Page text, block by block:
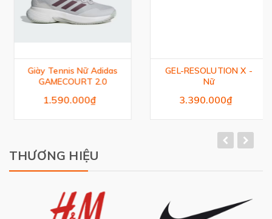
Giày Tennis Nữ Adidas
GAMECOURT 2.0
1.590.000₫
GEL-RESOLUTION X -
Nữ
3.390.000₫
THƯƠNG HIỆU